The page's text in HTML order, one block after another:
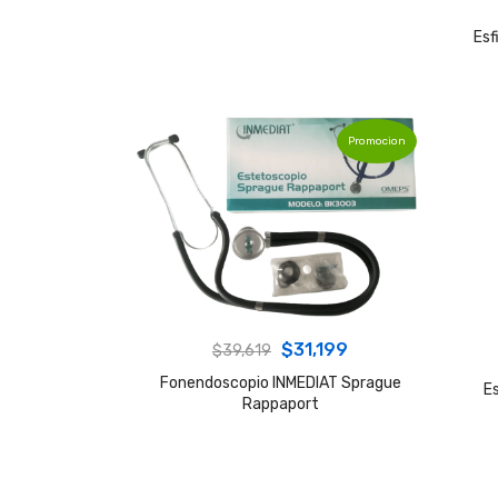
Promocion
$39,619 Original
price
was:
$31,199
price
Fonendoscopio INMEDIAT Sprague
Rappaport